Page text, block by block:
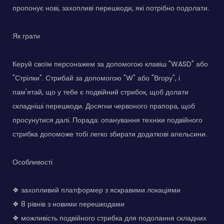
пропонує нові, захопливі перешкоди, які потрібно подолати.
Як грати
Керуй своїм персонажем за допомогою клавіш "WASD" або
"Стрілки". Стрибай за допомогою "W" або "Вгору", і
пам'ятай, що у тебе є подвійний стрибок, щоб долати
складніші перешкоди. Досягни червоного прапора, щоб
просунутися далі. Порада: опанування техніки подвійного
стрибка допоможе тобі легко збирати додаткові апельсини.
Особливості
❖ захопливий платформер з яскравими локаціями
❖ 8 рівнів з новими перешкодами
❖ можливість подвійного стрибка для подолання складних